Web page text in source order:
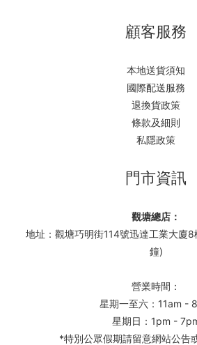
顧客服務
本地送貨須知
國際配送服務
退換貨政策
條款及細則
私隱政策
門市資訊
觀塘總店：
地址：觀塘巧明街114號迅達工業大廈
鐘)
營業時間：
星期一至六：11am -
星期日：1pm -
*特別公眾假期請留意網站公告